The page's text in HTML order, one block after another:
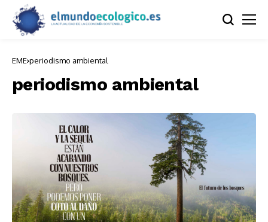
EME periodismo ambiental
periodismo ambiental